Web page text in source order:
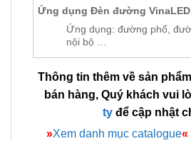
Ứng dụng Đèn đường
Ứng dụng: đường phố,
nội bộ …
Thông tin thêm về sản
bán hàng, Quý khách vui
tyđể cập nhật
»Xem danh mục catalogue«